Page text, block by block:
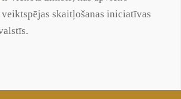
veiktspējas skaitļošanas iniciatīvas